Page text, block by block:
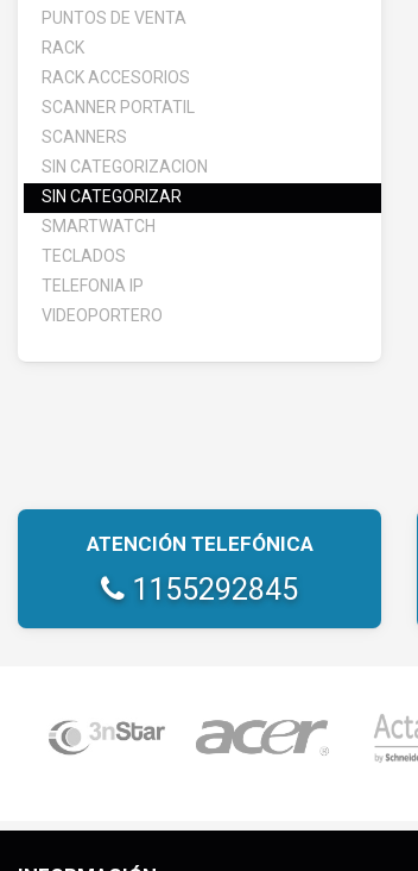
PUNTOS DE VENTA
RACK
RACK ACCESORIOS
SCANNER PORTATIL
SCANNERS
SIN CATEGORIZACION
SIN CATEGORIZAR
SMARTWATCH
TECLADOS
TELEFONIA IP
VIDEOPORTERO
ATENCIÓN TELEFÓNICA
1155292845